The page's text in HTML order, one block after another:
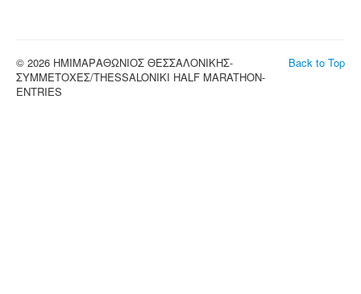
Back to Top
© 2026 ΗΜΙΜΑΡΑΘΩΝΙΟΣ ΘΕΣΣΑΛΟΝΙΚΗΣ-
ΣΥΜΜΕΤΟΧΕΣ/THESSALONIKI HALF MARATHON-
ENTRIES